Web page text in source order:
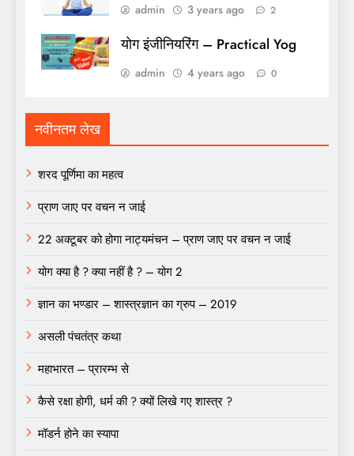
admin 3 years ago 2
योग इंजीनियरिंग – Practical Yog
admin 4 years ago 0
नवीनतम लेख
शरद पूर्णिमा का महत्व
प्राण जाए पर वचन न जाई
22 अक्टूबर को होगा नाट्यमंचन – प्राण जाए पर वचन न जाई
योग क्या है ? क्या नहीं है ? – योग 2
ज्ञान का भण्डार – शास्त्रज्ञान का ग्रुप – 2019
असली पंचतंत्र कथा
महाभारत – प्रारम्भ से
कैसे रक्षा होगी, धर्म की ? क्यों लिखे गए शास्त्र ?
मॉडर्न होने का स्यापा